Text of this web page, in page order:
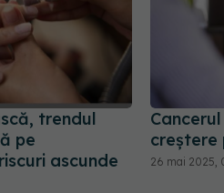
trendul
pe
ascunde
creștere
26 mai 2025,